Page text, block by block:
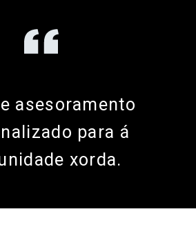
asesoramento
para á
xorda.